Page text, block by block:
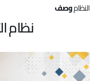
النظاموصف
نظام